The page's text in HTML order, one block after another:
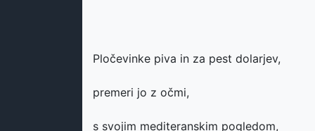
Pločevinke piva in za pest dolarjev,
premeri jo z očmi,
s svojim mediteranskim pogledom,